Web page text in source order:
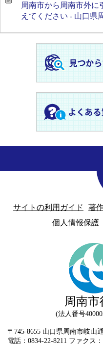
周南市から周南市外に
えてください - 山口県
サイトの利用ガイド
著
個人情報保護
周南市
法人番号
〒745-8655 山口県周南市岐山
電話：0834-22-8211 ファクス